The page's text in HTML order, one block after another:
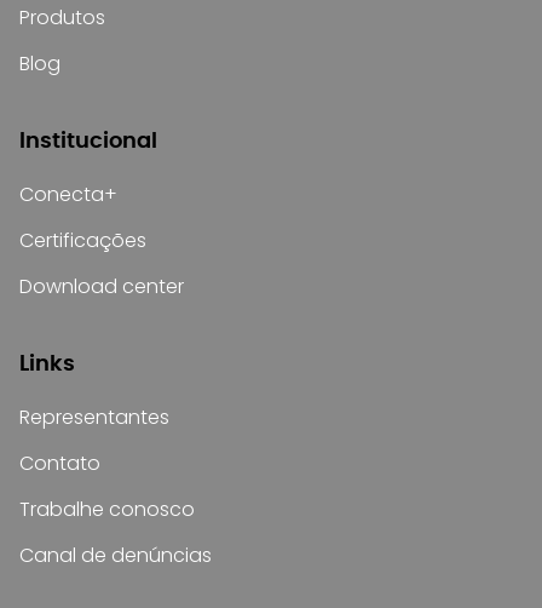
Produtos
Blog
Institucional
Conecta+
Certificações
Download center
Links
Representantes
Contato
Trabalhe conosco
Canal de denúncias